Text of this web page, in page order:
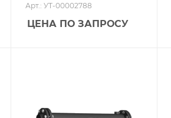
Арт.: УТ-00002788
ЦЕНА ПО ЗАПРОСУ